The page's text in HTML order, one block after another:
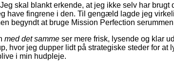
Jeg skal blankt erkende, at jeg ikke selv har
have fingrene i den. Til gengæld lagde jeg
begyndt at bruge Mission Perfection
med det samme ser mere frisk, lysende og klar
hvor jeg dupper lidt på strategiske steder for
i min hudpleje.